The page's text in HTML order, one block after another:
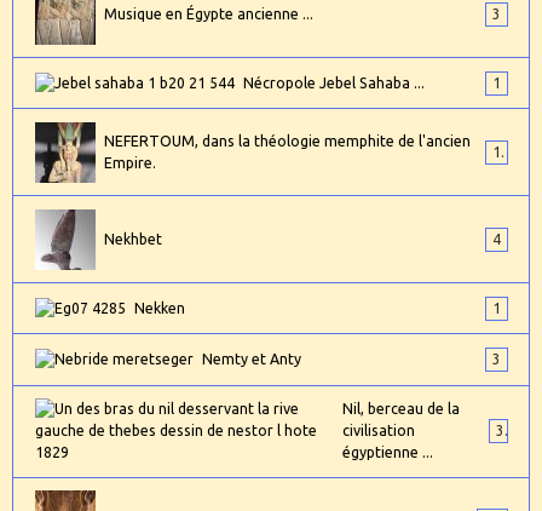
Musique en Égypte ancienne ... 3
Nécropole Jebel Sahaba ... 1
NEFERTOUM, dans la théologie memphite de l'ancien
Empire.
1
Nekhbet 4
Nekken 1
Nemty et Anty 3
Nil, berceau de la
civilisation
égyptienne ...
3